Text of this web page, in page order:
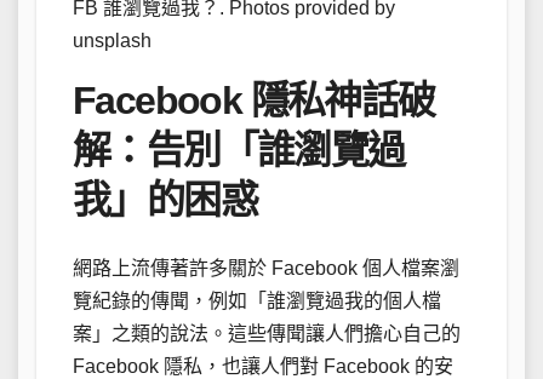
FB 誰瀏覽過我？. Photos provided by
unsplash
Facebook 隱私神話破
解：告別「誰瀏覽過
我」的困惑
網路上流傳著許多關於 Facebook 個人檔案瀏
覽紀錄的傳聞，例如「誰瀏覽過我的個人檔
案」之類的說法。這些傳聞讓人們擔心自己的
Facebook 隱私，也讓人們對 Facebook 的安